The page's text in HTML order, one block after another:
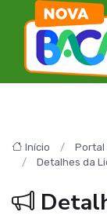
Início Portal
Detalhes da